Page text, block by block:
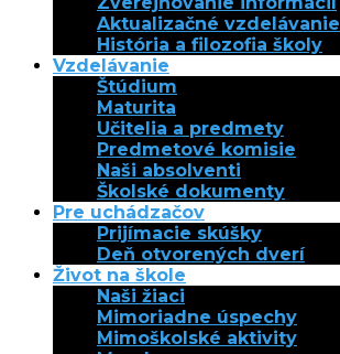
Aktualizačné vzdelávanie
História a filozofia školy
Vzdelávanie
Štúdium
Maturita
Učitelia a predmety
Predmetové komisie
Naši absolventi
Školské dokumenty
Pre uchádzačov
Prijímacie skúšky
Deň otvorených dverí
Život na škole
Naši žiaci
Mimoriadne úspechy
Mimoškolské aktivity